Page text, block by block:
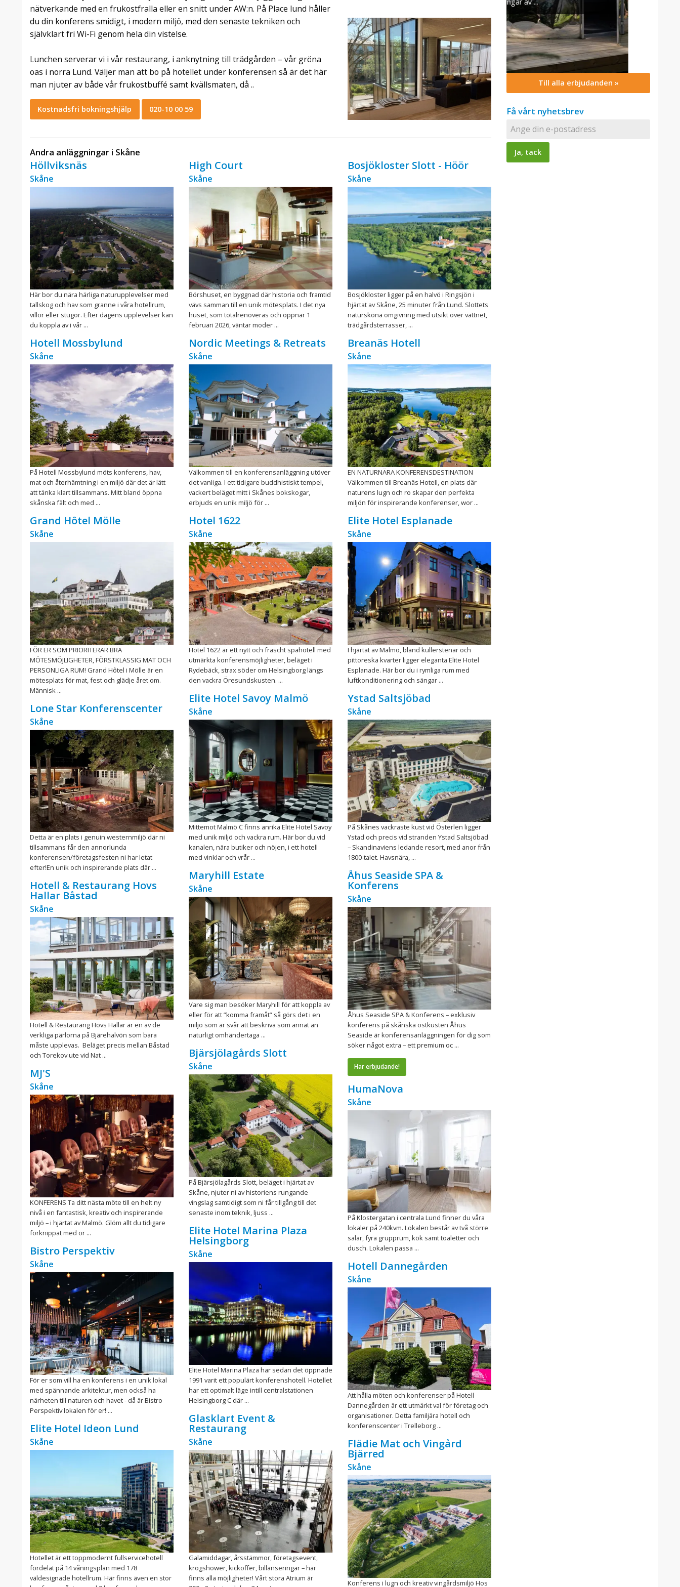
nätverkande med en frukostfralla eller en snitt under AW:n. På Place lund håller
du din konferens smidigt, i modern miljö, med den senaste tekniken och
självklart fri Wi-Fi genom hela din vistelse.
Lunchen serverar vi i vår restaurang, i anknytning till trädgården – vår gröna
oas i norra Lund. Väljer man att bo på hotellet under konferensen så är det här
man njuter av både vår frukostbuffé samt kvällsmaten, då ..
Kostnadsfri bokningshjälp 020-10 00 59
Andra anläggningar i Skåne
Höllviksnäs
Skåne
Här bor du nära härliga naturupplevelser med
tallskog och hav som granne i våra hotellrum,
villor eller stugor. Efter dagens upplevelser kan
du koppla av i vår ...
Hotell Mossbylund
Skåne
På Hotell Mossbylund möts konferens, hav,
mat och återhämtning i en miljö där det är lätt
att tänka klart tillsammans. Mitt bland öppna
skånska fält och med ...
Grand Hôtel Mölle
Skåne
FÖR ER SOM PRIORITERAR BRA
MÖTESMÖJLIGHETER, FÖRSTKLASSIG MAT OCH
PERSONLIGA RUM! Grand Hôtel i Mölle är en
mötesplats för mat, fest och glädje året om.
Människ ...
Lone Star Konferenscenter
Skåne
Detta är en plats i genuin westernmiljö där ni
tillsammans får den annorlunda
konferensen/företagsfesten ni har letat
efter!En unik och inspirerande plats där ...
Hotell & Restaurang Hovs
Hallar Båstad
Skåne
Hotell & Restaurang Hovs Hallar är en av de
verkliga pärlorna på Bjärehalvön som bara
måste upplevas. Beläget precis mellan Båstad
och Torekov ute vid Nat ...
MJ'S
Skåne
KONFERENS Ta ditt nästa möte till en helt ny
nivå i en fantastisk, kreativ och inspirerande
miljö – i hjärtat av Malmö. Glöm allt du tidigare
förknippat med or ...
Bistro Perspektiv
Skåne
För er som vill ha en konferens i en unik lokal
med spännande arkitektur, men också ha
närheten till naturen och havet - då är Bistro
Perspektiv lokalen för er! ...
Elite Hotel Ideon Lund
Skåne
Hotellet är ett toppmodernt fullservicehotell
fördelat på 14 våningsplan med 178
väldesignade hotellrum. Här finns även en stor
High Court
Skåne
Börshuset, en byggnad där historia och framtid
vävs samman till en unik mötesplats. I det nya
huset, som totalrenoveras och öppnar 1
februari 2026, väntar moder ...
Nordic Meetings & Retreats
Skåne
Välkommen till en konferensanläggning utöver
det vanliga. I ett tidigare buddhistiskt tempel,
vackert beläget mitt i Skånes bokskogar,
erbjuds en unik miljö för ...
Hotel 1622
Skåne
Hotel 1622 är ett nytt och fräscht spahotell med
utmärkta konferensmöjligheter, beläget i
Rydebäck, strax söder om Helsingborg längs
den vackra Öresundskusten. ...
Elite Hotel Savoy Malmö
Skåne
Mittemot Malmö C finns anrika Elite Hotel Savoy
med unik miljö och vackra rum. Här bor du vid
kanalen, nära butiker och nöjen, i ett hotell
med vinklar och vrår ...
Maryhill Estate
Skåne
Vare sig man besöker Maryhill för att koppla av
eller för att ”komma framåt” så görs det i en
miljö som är svår att beskriva som annat än
naturligt omhändertaga ...
Bjärsjölagårds Slott
Skåne
På Bjärsjölagårds Slott, beläget i hjärtat av
Skåne, njuter ni av historiens rungande
vingslag samtidigt som ni får tillgång till det
senaste inom teknik, ljuss ...
Elite Hotel Marina Plaza
Helsingborg
Skåne
Elite Hotel Marina Plaza har sedan det öppnade
1991 varit ett populärt konferenshotell. Hotellet
har ett optimalt läge intill centralstationen
Helsingborg C där ...
Glasklart Event &
Restaurang
Skåne
Galamiddagar, årsstämmor, företagsevent,
krogshower, kickoffer, billanseringar – här
finns alla möjligheter! Vårt stora Atrium är
Bosjökloster Slott - Höör
Skåne
Bosjökloster ligger på en halvö i Ringsjön i
hjärtat av Skåne, 25 minuter från Lund. Slottets
natursköna omgivning med utsikt över vattnet,
trädgårdsterrasser, ...
Breanäs Hotell
Skåne
EN NATURNÄRA KONFERENSDESTINATION
Välkommen till Breanäs Hotell, en plats där
naturens lugn och ro skapar den perfekta
miljön för inspirerande konferenser, wor ...
Elite Hotel Esplanade
Skåne
I hjärtat av Malmö, bland kullerstenar och
pittoreska kvarter ligger eleganta Elite Hotel
Esplanade. Här bor du i rymliga rum med
luftkonditionering och sängar ...
Ystad Saltsjöbad
Skåne
På Skånes vackraste kust vid Österlen ligger
Ystad och precis vid stranden Ystad Saltsjöbad
– Skandinaviens ledande resort, med anor från
1800-talet. Havsnära, ...
Åhus Seaside SPA &
Konferens
Skåne
Åhus Seaside SPA & Konferens – exklusiv
konferens på skånska östkusten Åhus
Seaside är konferensanläggningen för dig som
söker något extra – ett premium oc ...
Har erbjudande!
HumaNova
Skåne
På Klostergatan i centrala Lund finner du våra
lokaler på 240kvm. Lokalen består av två större
salar, fyra grupprum, kök samt toaletter och
dusch. Lokalen passa ...
Hotell Dannegården
Skåne
Att hålla möten och konferenser på Hotell
Dannegården är ett utmärkt val för företag och
organisationer. Detta familjära hotell och
konferenscenter i Trelleborg ...
Flädie Mat och Vingård
Bjärred
Skåne
Konferens i lugn och kreativ vingårdsmiljö Hos
Till alla erbjudanden »
Få vårt nyhetsbrev